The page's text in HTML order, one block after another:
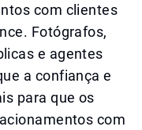
com clientes
Fotógrafos,
e agentes
a confiança e
para que os
com